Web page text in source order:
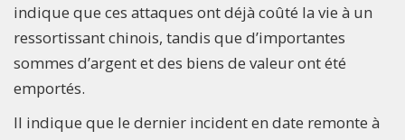
indique que ces attaques ont déjà coûté la vie à un
ressortissant chinois, tandis que d’importantes
sommes d’argent et des biens de valeur ont été
emportés.
Il indique que le dernier incident en date remonte à